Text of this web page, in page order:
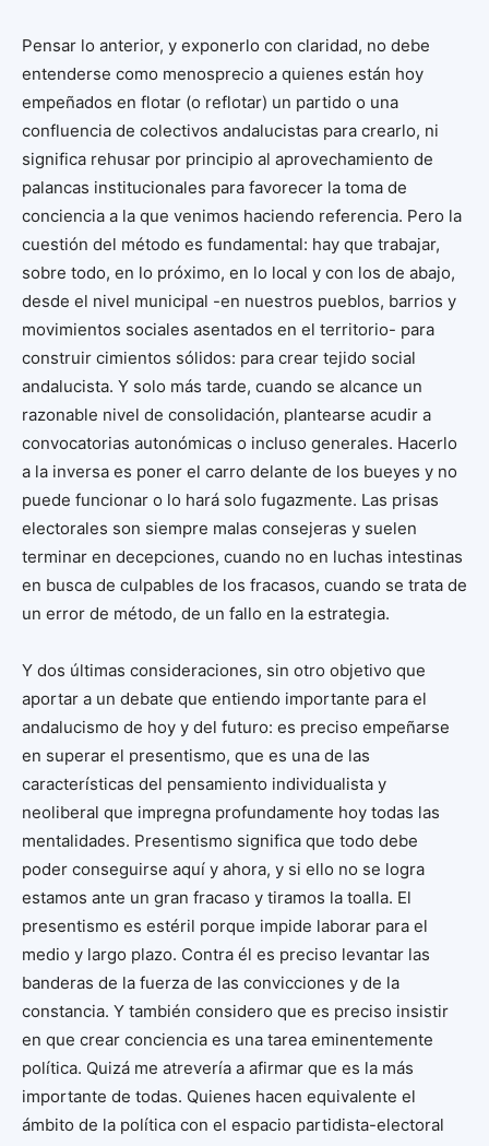
Pensar lo anterior, y exponerlo con claridad, no debe
entenderse como menosprecio a quienes están hoy
empeñados en flotar (o reflotar) un partido o una
confluencia de colectivos andalucistas para crearlo, ni
significa rehusar por principio al aprovechamiento de
palancas institucionales para favorecer la toma de
conciencia a la que venimos haciendo referencia. Pero la
cuestión del método es fundamental: hay que trabajar,
sobre todo, en lo próximo, en lo local y con los de abajo,
desde el nivel municipal -en nuestros pueblos, barrios y
movimientos sociales asentados en el territorio- para
construir cimientos sólidos: para crear tejido social
andalucista. Y solo más tarde, cuando se alcance un
razonable nivel de consolidación, plantearse acudir a
convocatorias autonómicas o incluso generales. Hacerlo
a la inversa es poner el carro delante de los bueyes y no
puede funcionar o lo hará solo fugazmente. Las prisas
electorales son siempre malas consejeras y suelen
terminar en decepciones, cuando no en luchas intestinas
en busca de culpables de los fracasos, cuando se trata de
un error de método, de un fallo en la estrategia.
Y dos últimas consideraciones, sin otro objetivo que
aportar a un debate que entiendo importante para el
andalucismo de hoy y del futuro: es preciso empeñarse
en superar el presentismo, que es una de las
características del pensamiento individualista y
neoliberal que impregna profundamente hoy todas las
mentalidades. Presentismo significa que todo debe
poder conseguirse aquí y ahora, y si ello no se logra
estamos ante un gran fracaso y tiramos la toalla. El
presentismo es estéril porque impide laborar para el
medio y largo plazo. Contra él es preciso levantar las
banderas de la fuerza de las convicciones y de la
constancia. Y también considero que es preciso insistir
en que crear conciencia es una tarea eminentemente
política. Quizá me atrevería a afirmar que es la más
importante de todas. Quienes hacen equivalente el
ámbito de la política con el espacio partidista-electoral